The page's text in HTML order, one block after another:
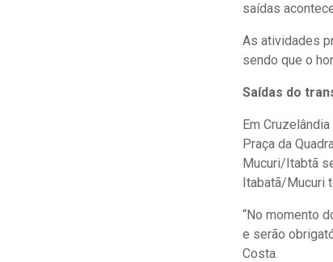
saídas
As atividades
sendo que o
Saídas do
Em
Praça da
Mucuri/Itabtã
Itabatã/Mucuri
“No momento
e serão
Costa.